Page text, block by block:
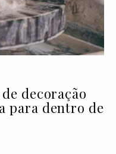
decoração
para dentro de